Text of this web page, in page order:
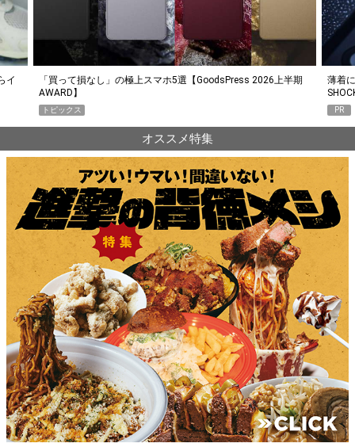
イ
「買って損なし」の極上スマホ5選【GoodsPress 2026上半期
AWARD】
トピックス
薄着
PR
オススメ特集